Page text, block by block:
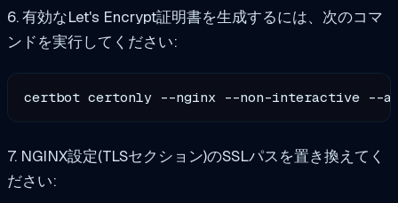
6. 有効なLet's Encrypt証明書を生成するには、次のコマ
ンドを実行してください:
certbot certonly --nginx --non-interactive --
7. NGINX設定(TLSセクション)のSSLパスを置き換えてく
ださい: